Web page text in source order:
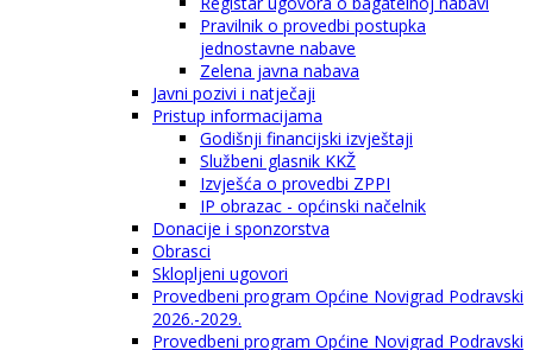
Pravilnik o provedbi postupka
jednostavne nabave
Zelena javna nabava
Javni pozivi i natječaji
Pristup informacijama
Godišnji financijski izvještaji
Službeni glasnik KKŽ
Izvješća o provedbi ZPPI
IP obrazac - općinski načelnik
Donacije i sponzorstva
Obrasci
Sklopljeni ugovori
Provedbeni program Općine Novigrad Podravski
2026.-2029.
Provedbeni program Općine Novigrad Podravski